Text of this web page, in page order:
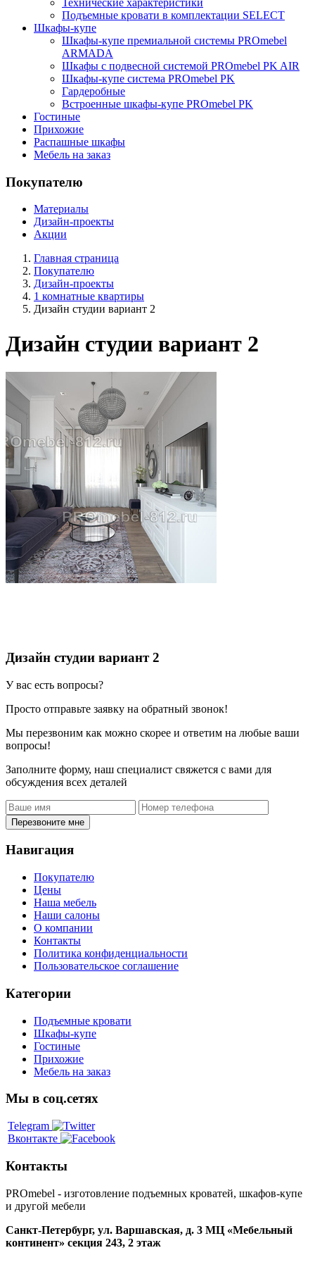
Технические характеристики
Подъемные кровати в комплектации SELECT
Шкафы-купе
Шкафы-купе премиальной системы PROmebel
ARMADA
Шкафы с подвесной системой PROmebel PK AIR
Шкафы-купе система PROmebel PK
Гардеробные
Встроенные шкафы-купе PROmebel PK
Гостиные
Прихожие
Распашные шкафы
Мебель на заказ
Покупателю
Материалы
Дизайн-проекты
Акции
Главная страница
Покупателю
Дизайн-проекты
1 комнатные квартиры
Дизайн студии вариант 2
Дизайн студии вариант 2
Дизайн студии вариант 2
У вас есть вопросы?
Просто отправьте заявку на обратный звонок!
Мы перезвоним как можно скорее и ответим на любые ваши
вопросы!
Заполните форму, наш специалист свяжется с вами для
обсуждения всех деталей
Перезвоните мне
Навигация
Покупателю
Цены
Наша мебель
Наши салоны
О компании
Контакты
Политика конфиденциальности
Пользовательское соглашение
Категории
Подъемные кровати
Шкафы-купе
Гостиные
Прихожие
Мебель на заказ
Мы в соц.сетях
Telegram
Вконтакте
Контакты
PROmebel - изготовление подъемных кроватей, шкафов-купе
и другой мебели
Санкт-Петербург, ул. Варшавская, д. 3 МЦ «Мебельный
континент» секция 243, 2 этаж